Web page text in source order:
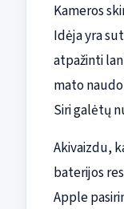
Kameros
Idėja yra
atpažinti
mato
Siri galėtų
Akivaizdu,
baterijos
Apple